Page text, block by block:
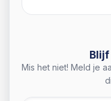
Mis het niet! Meld je